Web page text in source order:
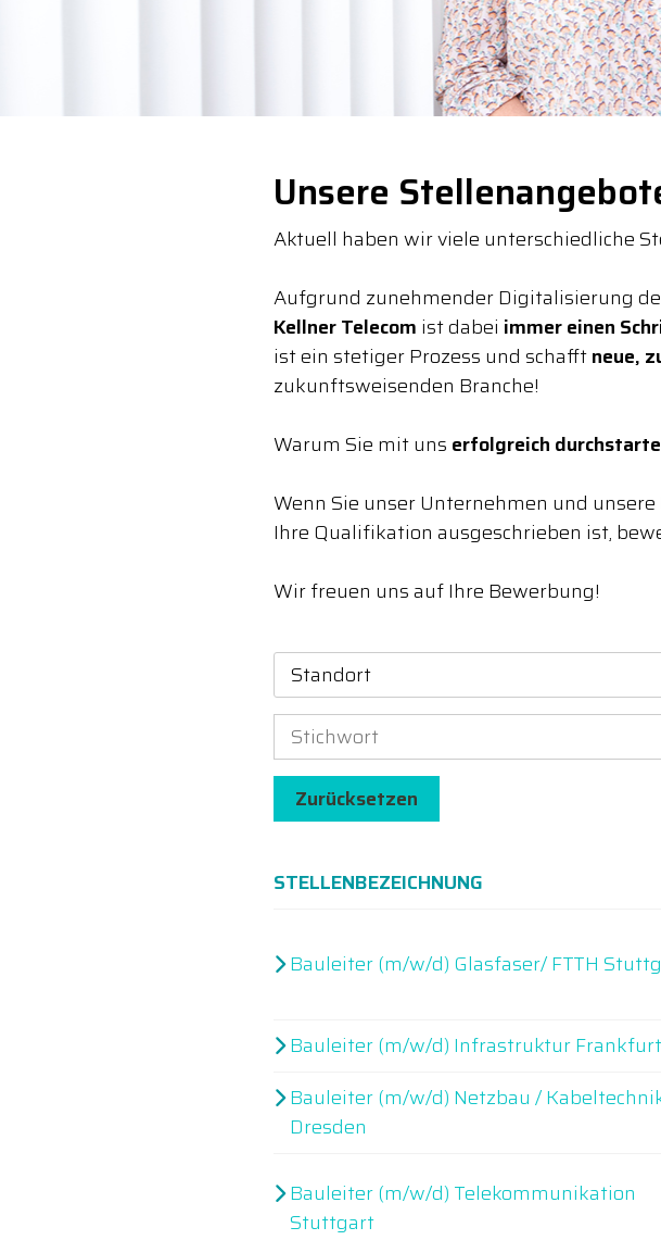
Unsere
Aktuell haben wir viele unterschiedliche
Aufgrund zunehmender Digitalisierung
Kellner Telecom ist dabei immer einen
ist ein stetiger Prozess und schafftneue,
zukunftsweisenden Branche!
Warum Sie mit uns erfolgreich
Wenn Sie unser Unternehmen und
Ihre Qualifikation ausgeschrieben ist,
Wir freuen uns auf Ihre Bewerbung!
Standort
Zurücksetzen
STELLENBEZEICHNUNG
Bauleiter (m/w/d) Glasfaser/ FTTH
Bauleiter (m/w/d) Infrastruktur Frankfurt
Bauleiter (m/w/d) Netzbau /
Dresden
Bauleiter (m/w/d) Telekommunikation
Stuttgart